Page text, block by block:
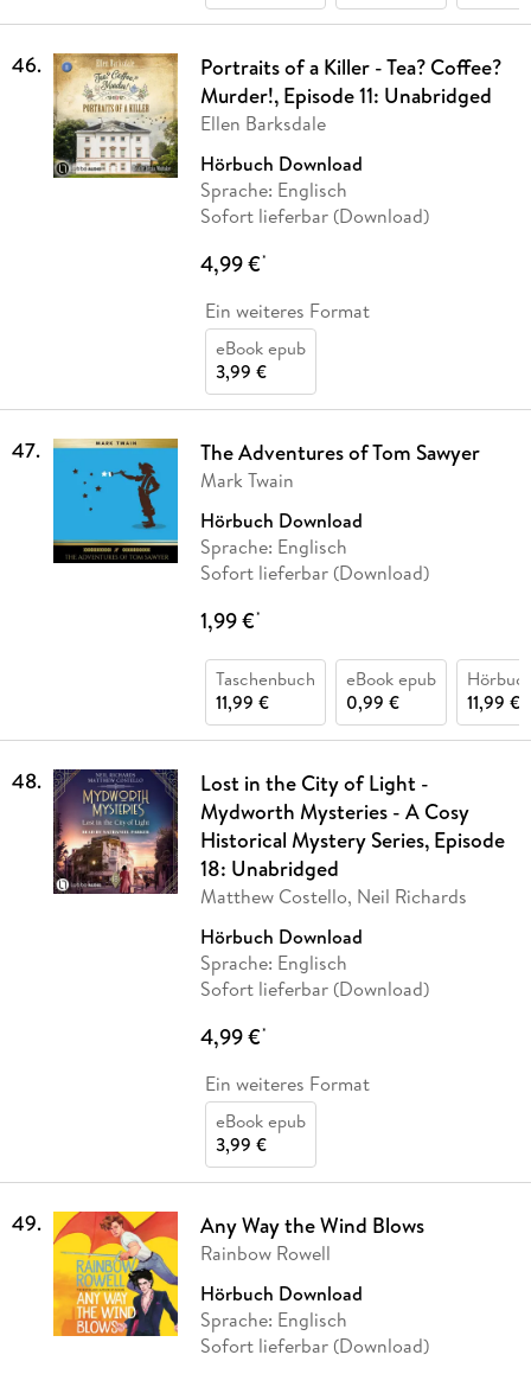
46.
Portraits of a Killer - Tea? Coffee?
Murder!, Episode 11: Unabridged
Ellen Barksdale
Hörbuch Download
Sprache: Englisch
Sofort lieferbar (Download)
4,99 €*
Ein weiteres Format
eBook epub
3,99 €
47. The Adventures of Tom Sawyer
Mark Twain
Hörbuch Download
Sprache: Englisch
Sofort lieferbar (Download)
1,99 €*
Taschenbuch
11,99 €
eBook epub
0,99 €
11,99 €
48.
Lost in the City of Light -
Mydworth Mysteries - A Cosy
Historical Mystery Series, Episode
18: Unabridged
Matthew Costello, Neil Richards
Hörbuch Download
Sprache: Englisch
Sofort lieferbar (Download)
4,99 €*
Ein weiteres Format
eBook epub
3,99 €
49. Any Way the Wind Blows
Rainbow Rowell
Hörbuch Download
Sprache: Englisch
Sofort lieferbar (Download)